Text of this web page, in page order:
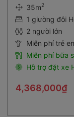
35m2
1 giường đôi
2 người lớn
Miễn phí trẻ
Miễn phí bữa
Hỗ trợ đặt xe
4,368,000₫